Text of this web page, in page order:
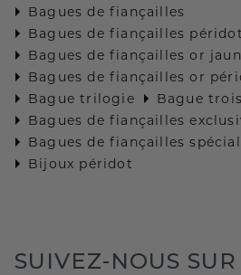
Bagues de fiançailles
Bagues de fiançailles péridot
Bagues de fiançailles or
Bagues de fiançailles or
Bague trilogie
Bague
Bagues de fiançailles
Bagues de fiançailles
Bijoux péridot
SUIVEZ-NOUS